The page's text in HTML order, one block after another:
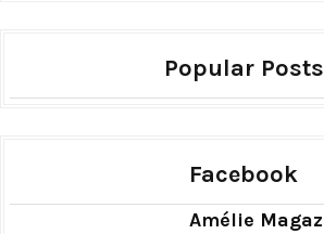
Popular Posts
Facebook
Amélie